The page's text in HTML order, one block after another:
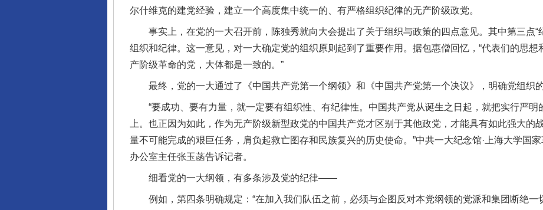
尔什维克的建党经验，建立一个高度集中统一的、有严格组织纪律的无产阶级政党。
事实上，在党的一大召开前，陈独秀就向大会提出了关于组织与政策的四点意见。其中第三点“
组织和纪律。这一意见，对一大确定党的组织原则起到了重要作用。据包惠僧回忆，“代表们的思
产阶级革命的党，大体都是一致的。”
最终，党的一大通过了《中国共产党第一个纲领》和《中国共产党第一个决议》，明确党组织的
“要成功、要有力量，就一定要有组织性、有纪律性。中国共产党从诞生之日起，就把实行严明
上。也正因为如此，作为无产阶级新型政党的中国共产党才区别于其他政党，才能具有如此强大的
量不可能完成的艰巨任务，肩负起救亡图存和民族复兴的历史使命。”中共一大纪念馆·上海大学国
办公室主任张玉菡告诉记者。
细看党的一大纲领，有多条涉及党的纪律——
例如，第四条明确规定：“在加入我们队伍之前，必须与企图反对本党纲领的党派和集团断绝一